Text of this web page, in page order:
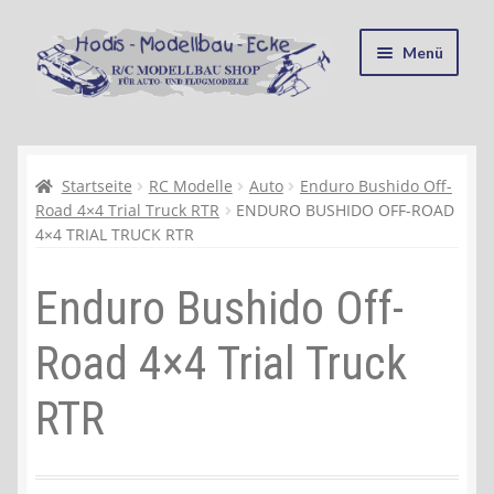
Zur
Navigation
springen
Zum
Inhalt
springen
Menü
Kasse
Mein Konto
Recycling, Entsorgung und Umwelt
Shop
Warenkorb
Ablauf einer Bestellung
Startseite RC Modelle Auto
Enduro Bushido Off-
Road 4×4 Trial Truck RTR
ENDURO BUSHIDO OFF-ROAD
4×4 TRIAL TRUCK RTR
Enduro Bushido Off-
Road 4×4 Trial Truck
RTR